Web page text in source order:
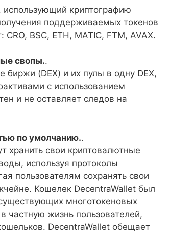
использующий криптографию
поддерживаемых токенов
BSC, ETH, MATIC, FTM, AVAX.
свопы..
биржи (DEX) и их пулы в одну DEX,
с использованием
и не оставляет следов на
по умолчанию..
хранить свои криптовалютные
используя протоколы
пользователям сохранять свои
Кошелек DecentraWallet был
многотокеновых
частную жизнь пользователей,
DecentraWallet обещает